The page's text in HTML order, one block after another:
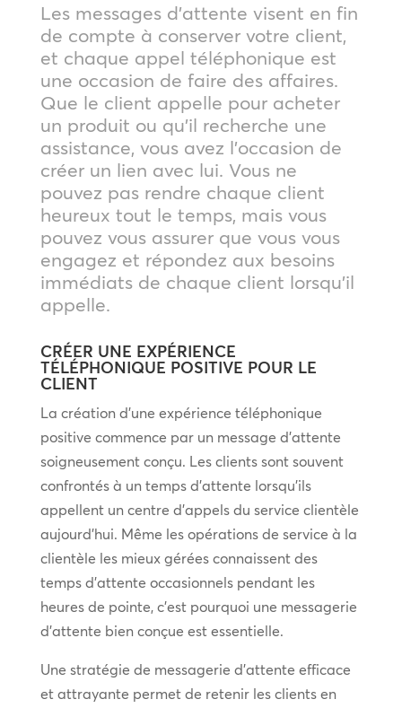
Les messages d’attente visent en fin
de compte à conserver votre client,
et chaque appel téléphonique est
une occasion de faire des affaires.
Que le client appelle pour acheter
un produit ou qu’il recherche une
assistance, vous avez l’occasion de
créer un lien avec lui. Vous ne
pouvez pas rendre chaque client
heureux tout le temps, mais vous
pouvez vous assurer que vous vous
engagez et répondez aux besoins
immédiats de chaque client lorsqu’il
appelle.
CRÉER UNE EXPÉRIENCE
TÉLÉPHONIQUE POSITIVE POUR LE
CLIENT
La création d’une expérience téléphonique
positive commence par un message d’attente
soigneusement conçu. Les clients sont souvent
confrontés à un temps d’attente lorsqu’ils
appellent un centre d’appels du service clientèle
aujourd’hui. Même les opérations de service à la
clientèle les mieux gérées connaissent des
temps d’attente occasionnels pendant les
heures de pointe, c’est pourquoi une messagerie
d’attente bien conçue est essentielle.
Une stratégie de messagerie d’attente efficace
et attrayante permet de retenir les clients en